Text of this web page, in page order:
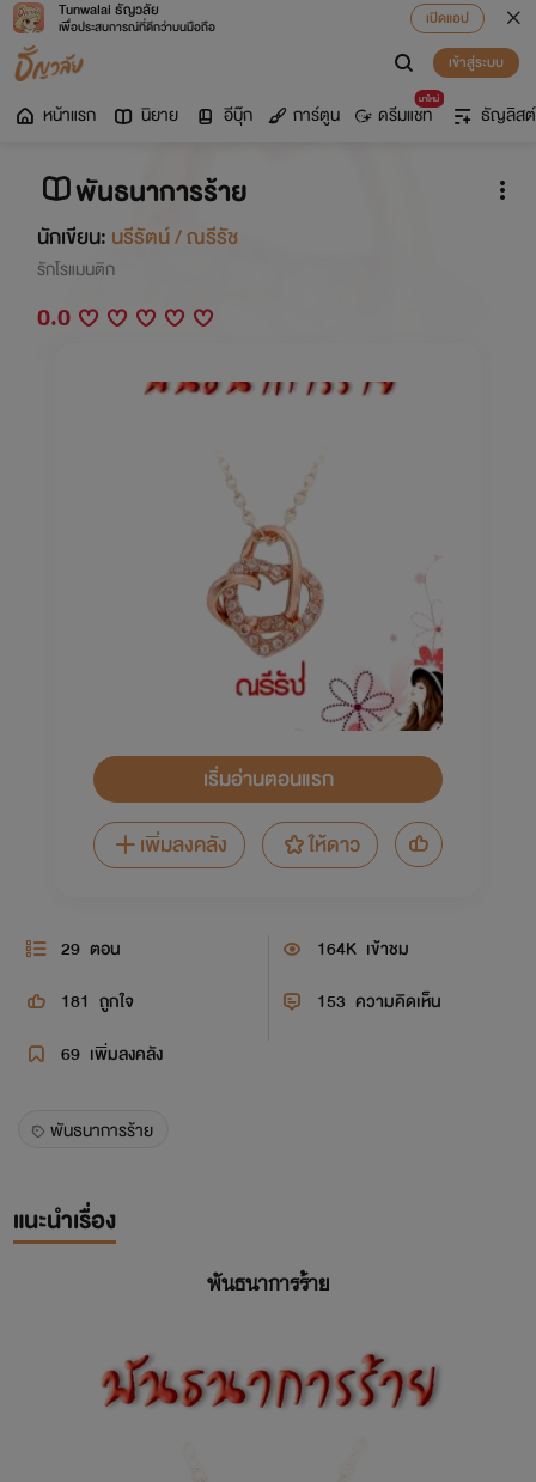
Tunwalai ธัญวลัย
เพื่อประสบการณ์ที่ดีกว่าบนมือถือ
เปิดแอป
เข้าสู่ระบบ
หน้าแรก นิยาย อีบุ๊ก การ์ตูน
มาใหม่
ดรีมแชท ธัญลิสต์
พันธนาการร้าย
นักเขียน: นรีรัตน์ / ณรีรัช
รักโรแมนติก
0.0
เริ่มอ่านตอนแรก
เพิ่มลงคลัง
ให้ดาว
29 ตอน 164K เข้าชม
181 ถูกใจ 153 ความคิดเห็น
69 เพิ่มลงคลัง
พันธนาการร้าย
แนะนำเรื่อง
พันธนาการร้าย